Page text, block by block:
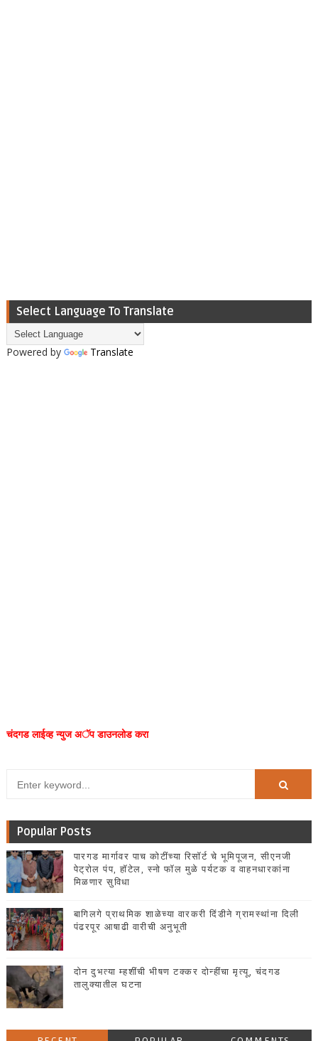
Select Language To Translate
Powered by Translate
चंदगड लाईव्ह न्युज अॅप डाउनलोड करा
Popular Posts
पारगड मार्गावर पाच कोटींच्या रिसॉर्ट चे भूमिपूजन, सीएनजी
पेट्रोल पंप, हॉटेल, स्नो फॉल मुळे पर्यटक व वाहनधारकांना
मिळणार सुविधा
बागिलगे प्राथमिक शाळेच्या वारकरी दिंडीने ग्रामस्थांना दिली
पंढरपूर आषाढी वारीची अनुभूती
दोन दुभत्या म्हशींची भीषण टक्कर दोन्हींचा मृत्यू, चंदगड
तालुक्यातील घटना